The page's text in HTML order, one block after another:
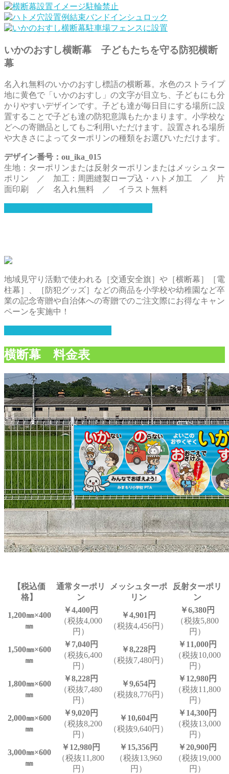
いかのおすし横断幕 子どもたちを守る防犯横断
幕
名入れ無料のいかのおすし標語の横断幕。水色のストライプ
地に黄色で「いかのおすし」の文字が目立ち、子どもにも分
かりやすいデザインです。子ども達が毎日目にする場所に設
置することで子ども達の防犯意識もたかまります。小学校な
どへの寄贈品としてもご利用いただけます。設置される場所
や大きさによってターポリンの種類をお選びいただけます。
デザイン番号：ou_ika_015
生地：ターポリンまたは反射ターポリンまたはメッシュター
ポリン ／ 加工：周囲縫製ロープ込・ハトメ加工 ／ 片
面印刷 ／ 名入れ無料 ／ イラスト無料
地域見守り活動で使われる［交通安全旗］や［横断幕］［電
柱幕］、［防犯グッズ］などの商品を小学校や幼稚園など卒
業の記念寄贈や自治体への寄贈でのご注文際にお得なキャン
ペーンを実施中！
横断幕 料金表
【税込価
格】
通常ターポリ
ン
メッシュターポ
リン
反射ターポリ
ン
1,200㎜×400
㎜
￥4,400円
（税抜4,000
円）
￥4,901円
（税抜4,456円）
￥6,380円
（税抜5,800
円）
1,500㎜×600
㎜
￥7,040円
（税抜6,400
円）
￥8,228円
（税抜7,480円）
￥11,000円
（税抜10,000
円）
1,800㎜×600
㎜
￥8,228円
（税抜7,480
円）
￥9,654円
（税抜8,776円）
￥12,980円
（税抜11,800
円）
2,000㎜×600
㎜
￥9,020円
（税抜8,200
円）
￥10,604円
（税抜9,640円）
￥14,300円
（税抜13,000
円）
3,000㎜×600
㎜
￥12,980円
（税抜11,800
円）
￥15,356円
（税抜13,960
円）
￥20,900円
（税抜19,000
円）